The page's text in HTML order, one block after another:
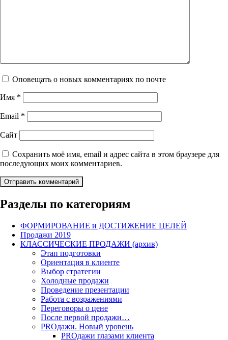
Оповещать о новых комментариях по почте
Имя *
Email *
Сайт
Сохранить моё имя, email и адрес сайта в этом браузере для
последующих моих комментариев.
Разделы по категориям
ФОРМИРОВАНИЕ и ДОСТИЖЕНИЕ ЦЕЛЕЙ
Продажи 2019
КЛАССИЧЕСКИЕ ПРОДАЖИ (архив)
Этап подготовки
Ориентация в клиенте
Выбор стратегии
Холодные продажи
Проведение презентации
Работа с возражениями
Переговоры о цене
После первой продажи…
PROдажи. Новый уровень
PROдажи глазами клиента